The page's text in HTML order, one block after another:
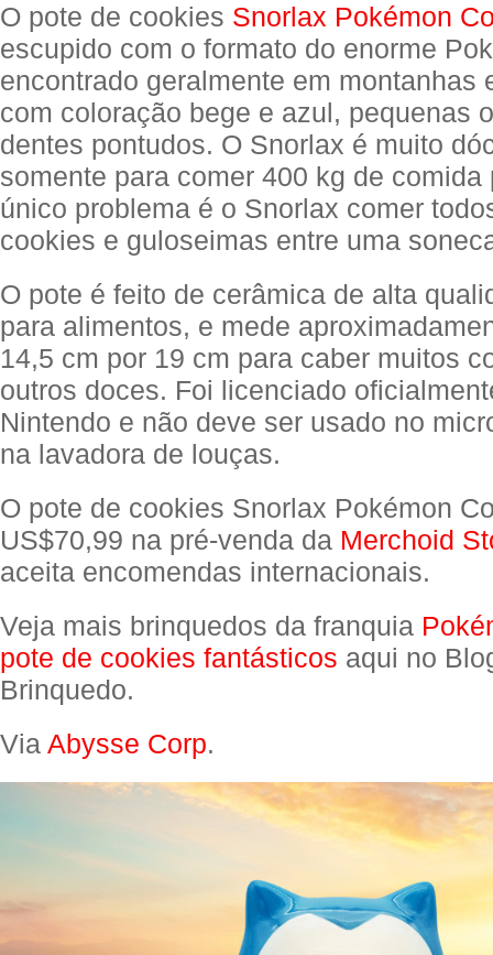
O pote de cookies Snorlax Pokémon
escupido com o formato do enorme
encontrado geralmente em montanhas
com coloração bege e azul, pequenas
dentes pontudos. O Snorlax é muito
somente para comer 400 kg de comida
único problema é o Snorlax comer
cookies e guloseimas entre uma
O pote é feito de cerâmica de alta
para alimentos, e mede
14,5 cm por 19 cm para caber muitos
outros doces. Foi licenciado
Nintendo e não deve ser usado no
na lavadora de louças.
O pote de cookies Snorlax Pokémon
US$70,99 na pré-venda da Merchoid
aceita encomendas internacionais.
Veja mais brinquedos da franquia
pote de cookies fantásticos aqui no
Brinquedo.
Via Abysse Corp.